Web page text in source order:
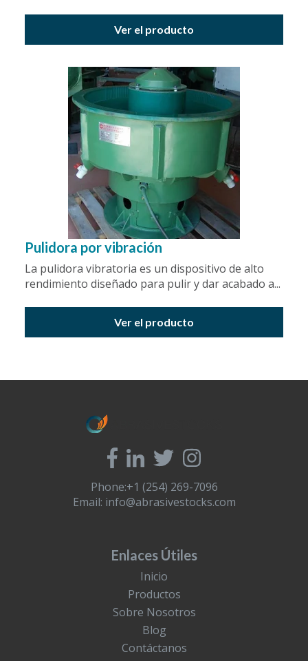
Ver el producto
Pulidora por vibración
La pulidora vibratoria es un dispositivo de alto
rendimiento diseñado para pulir y dar acabado a...
Ver el producto
Phone:+1 (254) 269-7096
Email: info@abrasivestocks.com
Enlaces Útiles
Inicio
Productos
Sobre Nosotros
Blog
Contáctanos